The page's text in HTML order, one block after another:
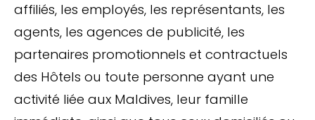
affiliés, les employés, les représentants, les
agents, les agences de publicité, les
partenaires promotionnels et contractuels
des Hôtels ou toute personne ayant une
activité liée aux Maldives, leur famille